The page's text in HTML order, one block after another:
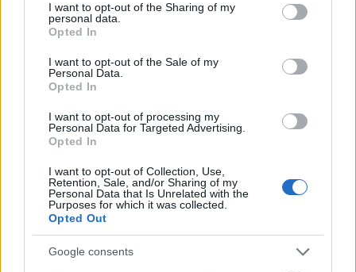
not limited to your visit or usage behaviour. You may click to
grant or deny consent to Google and its third-party tags to
use your data for below specified purposes in below Google
consent section.
I want to opt-out of the Sharing of my
personal data.
Opted In
I want to opt-out of the Sale of my
Personal Data.
Opted In
I want to opt-out of processing my
Personal Data for Targeted Advertising.
Opted In
I want to opt-out of Collection, Use,
Retention, Sale, and/or Sharing of my
Personal Data that Is Unrelated with the
Purposes for which it was collected.
Opted Out
Google consents
"The stuff that dreams are made of"
- 75 éves A máltai sólyom